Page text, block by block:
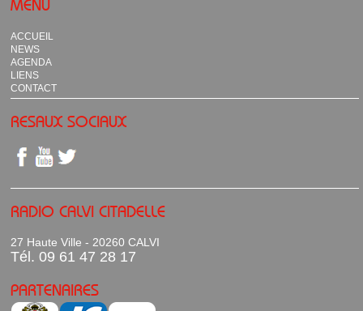
MENU
ACCUEIL
NEWS
AGENDA
LIENS
CONTACT
RESAUX SOCIAUX
RADIO CALVI CITADELLE
27 Haute Ville - 20260 CALVI
Tél. 09 61 47 28 17
PARTENAIRES